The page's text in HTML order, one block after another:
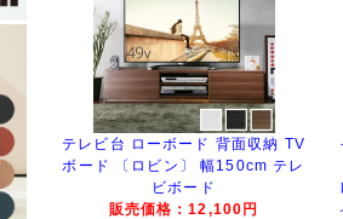
テレビ台 ローボード 背面収納 TV
ボード 〔ロビン〕 幅150cm テレ
ビボード
販売価格：12,100円